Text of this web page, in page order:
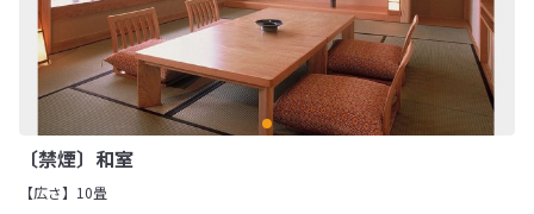
〔禁煙〕和室
【広さ】10畳